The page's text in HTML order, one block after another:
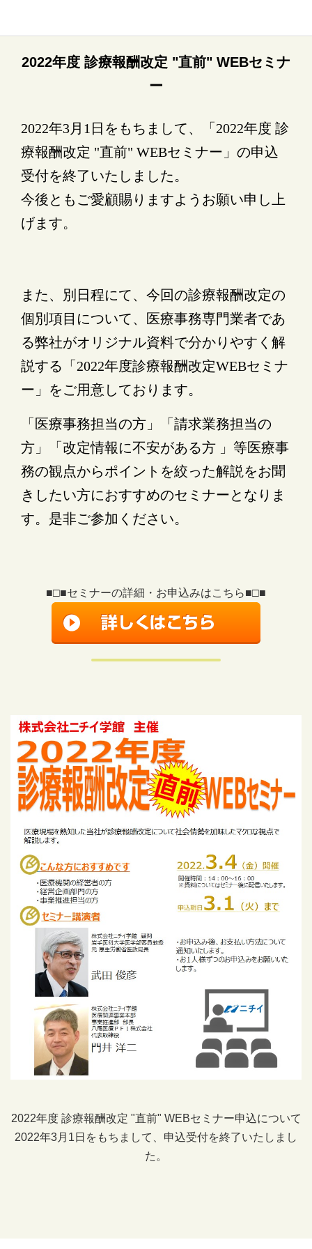
2022年度 診療報酬改定 "直前" WEBセミナ
ー
2022年3月1日をもちまして、「2022年度 診
療報酬改定 "直前" WEBセミナー」の申込
受付を終了いたしました。
今後ともご愛顧賜りますようお願い申し上
げます。
また、別日程にて、今回の診療報酬改定の
個別項目について、医療事務専門業者であ
る弊社がオリジナル資料で分かりやすく解
説する「2022年度診療報酬改定WEBセミナ
ー」をご用意しております。
「医療事務担当の方」「請求業務担当の
方」「改定情報に不安がある方 」等医療事
務の観点からポイントを絞った解説をお聞
きしたい方におすすめのセミナーとなりま
す。是非ご参加ください。
■□■セミナーの詳細・お申込みはこちら■□■
2022年度 診療報酬改定 "直前" WEBセミナー申込について
2022年3月1日をもちまして、申込受付を終了いたしまし
た。